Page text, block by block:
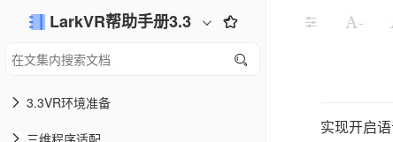
LarkVR帮助手册3.3
3.3VR环境准备
-
实现开启